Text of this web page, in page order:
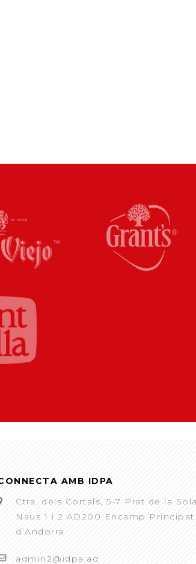
AMB IDPA
Ctra. dels Cortals, 5-7 Prat de la
Naus 1 i 2 AD200 Encamp Principat
d’Andorra
admin2@idpa.ad